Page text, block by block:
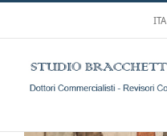
contenuto
ITA